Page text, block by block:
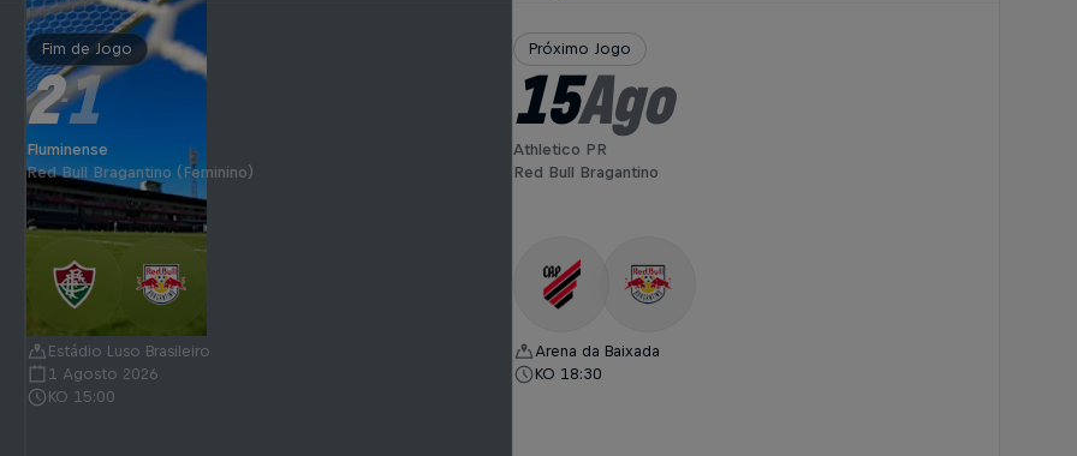
Fim de Jogo
2-1
Fluminense
Red Bull Bragantino (Feminino)
Estádio Luso Brasileiro
1 Agosto 2026
KO 15:00
Próximo Jogo
15Ago
Athletico PR
Red Bull Bragantino
Arena da Baixada
KO 18:30